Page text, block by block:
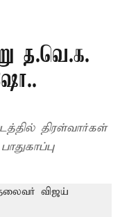
த.வெ.க.
திரள்வார்கள்